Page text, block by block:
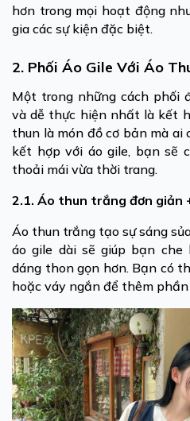
hơn trong mọi hoạt động
gia các sự kiện đặc biệt.
2. Phối Áo Gile Với Áo
Một trong những cách phối
và dễ thực hiện nhất là kết
thun là món đồ cơ bản mà ai
kết hợp với áo gile, bạn sẽ
thoải mái vừa thời trang.
2.1. Áo thun trắng đơn giản
Áo thun trắng tạo sự sáng
áo gile dài sẽ giúp bạn
dáng thon gọn hơn. Bạn có
hoặc váy ngắn để thêm